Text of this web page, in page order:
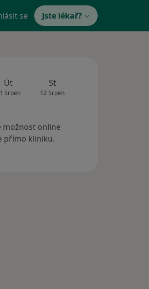
se Jste lékař?
Út
Srpen
St
12 Srpen
možnost online
přímo kliniku.